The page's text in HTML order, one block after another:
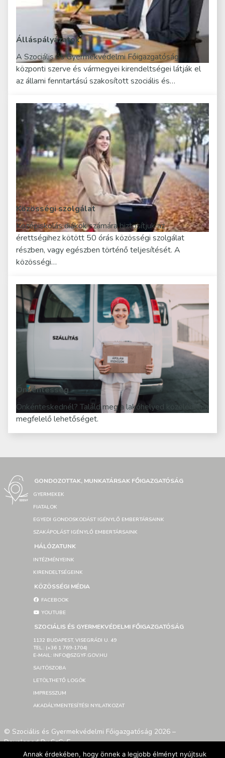
Álláspályázatok
A Szociális és Gyermekvédelmi Főigazgatóság
központi szerve és vármegyei kirendeltségei látják el
az állami fenntartású szakosított szociális és…
Közösségi szolgálat
Középiskolás diákok számára biztosítjuk az
érettségihez kötött 50 órás közösségi szolgálat
részben, vagy egészben történő teljesítését. A
közösségi…
Önkéntesség
Önkénteskednél? Találd meg a lakóhelyed közelében a
megfelelő lehetőséget.
GONDOZOTTAK, MUNKATÁRSAK FŐIGAZGATÓSÁG
GYERMEKEK
FIATALOK
EGYEDI GONDOSKODÁST IGÉNYLŐ EMBERTÁRSAINK
SZAKÁPOLÁST IGÉNYLŐ EMBERTÁRSAINK
HÁLÓZATUNK
INTÉZMÉNYEINK
KIRENDELTSÉGEINK
KÖZÖSSÉGI MÉDIA
FACEBOOK
YOUTUBE
SZOCIÁLIS ÉS GYERMEKVÉDELMI FŐIGAZGATÓSÁG
1132 BUDAPEST, VISEGRÁDI U. 49
TEL.: (+36 1 769-1704)
E-MAIL: INFO@SZGYF.GOV.HU
SAJTÓSZOBA
LETÖLTHETŐ LOGÓK
IMPRESSZUM
AKADÁLYMENTESÍTÉSI NYILATKOZAT
© Szociális és Gyermekvédelmi Főigazgatóság 2026 –
Developed By SzGyF
Annak érdekében, hogy önnek a legjobb élményt nyújtsuk